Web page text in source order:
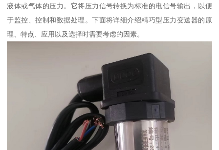
液体或气体的压力。它将压力信号转换为标准的电信号输出，以便
于监控、控制和数据处理。下面将详细介绍精巧型压力变送器的原
理、特点、应用以及选择时需要考虑的因素。